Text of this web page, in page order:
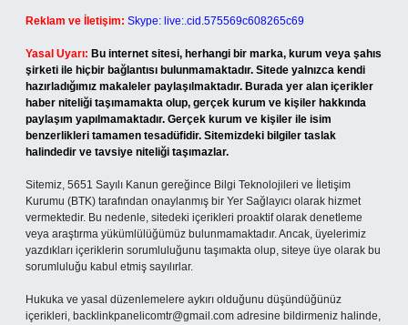
Reklam ve İletişim: Skype: live:.cid.575569c608265c69
Yasal Uyarı: Bu internet sitesi, herhangi bir marka, kurum veya şahıs
şirketi ile hiçbir bağlantısı bulunmamaktadır. Sitede yalnızca kendi
hazırladığımız makaleler paylaşılmaktadır. Burada yer alan içerikler
haber niteliği taşımamakta olup, gerçek kurum ve kişiler hakkında
paylaşım yapılmamaktadır. Gerçek kurum ve kişiler ile isim
benzerlikleri tamamen tesadüfidir. Sitemizdeki bilgiler taslak
halindedir ve tavsiye niteliği taşımazlar.
Sitemiz, 5651 Sayılı Kanun gereğince Bilgi Teknolojileri ve İletişim
Kurumu (BTK) tarafından onaylanmış bir Yer Sağlayıcı olarak hizmet
vermektedir. Bu nedenle, sitedeki içerikleri proaktif olarak denetleme
veya araştırma yükümlülüğümüz bulunmamaktadır. Ancak, üyelerimiz
yazdıkları içeriklerin sorumluluğunu taşımakta olup, siteye üye olarak bu
sorumluluğu kabul etmiş sayılırlar.
Hukuka ve yasal düzenlemelere aykırı olduğunu düşündüğünüz
içerikleri, backlinkpanelicomtr@gmail.com adresine bildirmeniz halinde,